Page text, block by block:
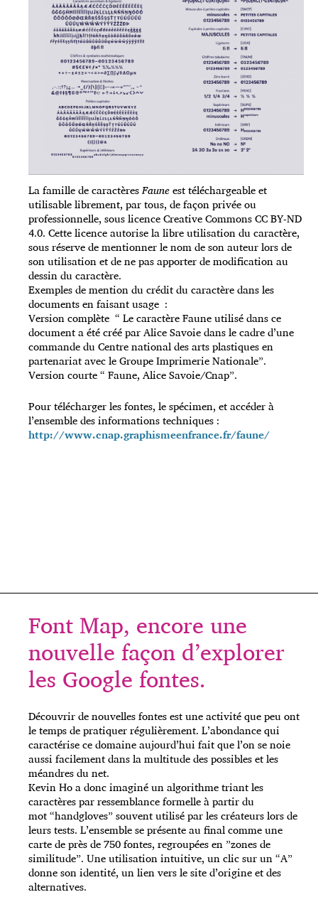
La famille de caractèresFauneest téléchargeable et
utilisable librement, par tous, de façon privée ou
professionnelle, sous licence Creative Commons CC BY-ND
4.0. Cette licence autorise la libre utilisation du caractère,
sous réserve de mentionner le nom de son auteur lors de
son utilisation et de ne pas apporter de modification au
dessin du caractère.
Exemples de mention du crédit du caractère dans les
documents en faisant usage :
Version complète “ Le caractère Faune utilisé dans ce
document a été créé par Alice Savoie dans le cadre d’une
commande du Centre national des arts plastiques en
partenariat avec le Groupe Imprimerie Nationale”.
Version courte “ Faune, Alice Savoie/Cnap”.
Pour télécharger les fontes, le spécimen, et accéder à
l’ensemble des informations techniques :
http://www.cnap.graphismeenfrance.fr/faune/
Font Map, encore une
nouvelle façon d’explorer
les Google fontes.
Découvrir de nouvelles fontes est une activité que peu ont
le temps de pratiquer régulièrement. L’abondance qui
caractérise ce domaine aujourd’hui fait que l’on se noie
aussi facilement dans la multitude des possibles et les
méandres du net.
Kevin Ho a donc imaginé un algorithme triant les
caractères par ressemblance formelle à partir du
mot “handgloves” souvent utilisé par les créateurs lors de
leurs tests. L’ensemble se présente au final comme une
carte de près de 750 fontes, regroupées en ”zones de
similitude”. Une utilisation intuitive, un clic sur un “A”
donne son identité, un lien vers le site d’origine et des
alternatives.